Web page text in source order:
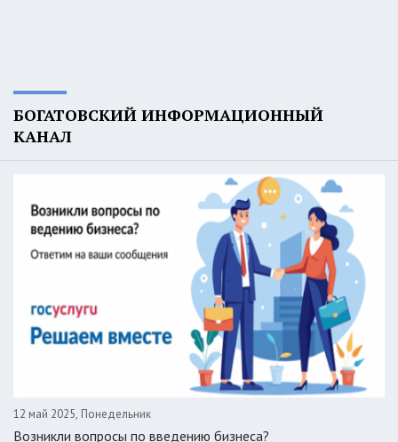
БОГАТОВСКИЙ ИНФОРМАЦИОННЫЙ
КАНАЛ
12 май 2025, Понедельник
Возникли вопросы по введению бизнеса?